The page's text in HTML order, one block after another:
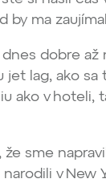
by ma
dobre až
lag, ako
ako v hoteli,
sme
v New